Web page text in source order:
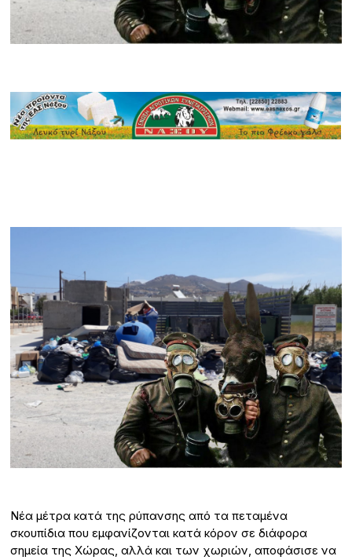
Νέα μέτρα κατά της ρύπανσης από τα πεταμένα
σκουπίδια που εμφανίζονται κατά κόρον σε διάφορα
σημεία της Χώρας, αλλά και των χωριών, αποφάσισε να